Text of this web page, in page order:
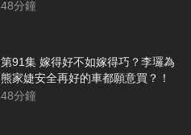
跑？！
48分鐘
第91集 嫁得好不如嫁得巧？李㼈為
熊家婕安全再好的車都願意買？！
48分鐘